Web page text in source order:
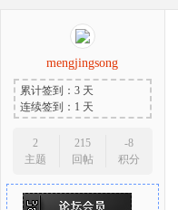
mengjingsong
累计签到：3 天
连续签到：1 天
2
主题
215
回帖
-8
积分